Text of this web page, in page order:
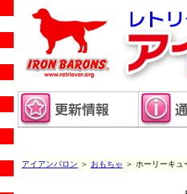
アイアンバロン ＞ おもちゃ ＞ ホーリーキュ